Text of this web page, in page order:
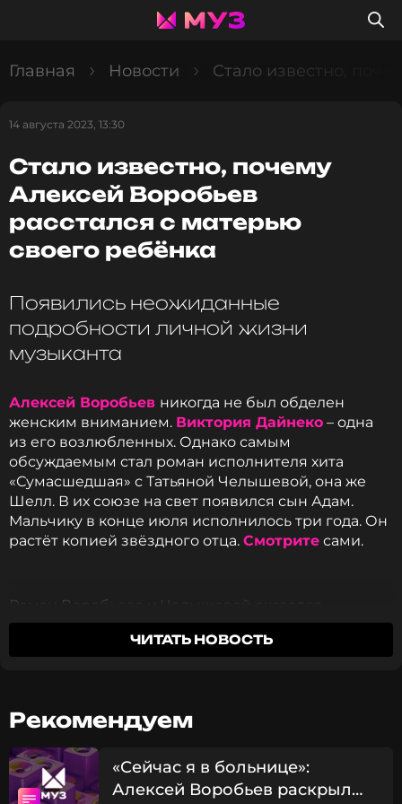
Главная Новости Стало известно,
14 августа 2023, 13:30
Стало известно, почему
Алексей Воробьев
расстался с матерью
своего ребёнка
Появились неожиданные
подробности личной жизни
музыканта
Алексей Воробьев никогда не был обделен
женским вниманием. Виктория Дайнеко – одна
из его возлюбленных. Однако самым
обсуждаемым стал роман исполнителя хита
«Сумасшедшая» с Татьяной Челышевой, она же
Шелл. В их союзе на свет появился сын Адам.
Мальчику в конце июля исполнилось три года. Он
растёт копией звёздного отца. Смотрите сами.
Роман Воробьева и Челышевой оказался
непродолжительным. При этом после
расставания она поддерживают дружеские
разногласий в союзе с Шелл он также держит в
секрете.
Неожиданные подробности романа Воробьева с
ЧИТАТЬ НОВОСТЬ
Рекомендуем
«Сейчас я в больнице»:
Алексей Воробьев раскрыл